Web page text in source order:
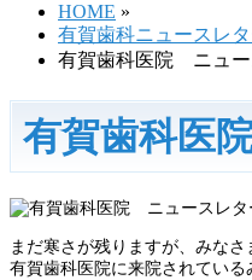
HOME »
有賀歯科ニュースレ
有賀歯科医院 ニュ
有賀歯科医
まだ寒さが残りますが、みなさ
有賀歯科医院に来院されてい